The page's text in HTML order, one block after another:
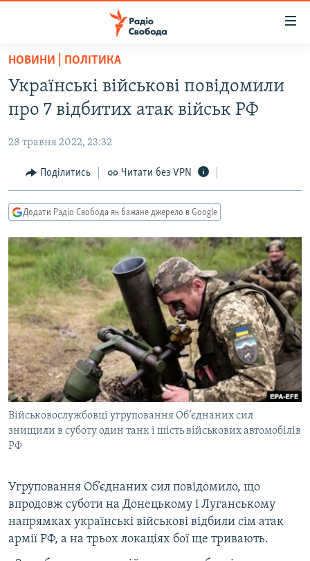
Перейти
основного
матеріалу
Перейти
до
навігації
Перейти
до
ВСЕ ЗА ДОБУ
СТАТТІ
ПОЛІТИКА
ЕКОНОМІКА
КУЛЬТУРА
СПОРТ
УКРАЇНА
СВІТ
ВІЙНА
РОСІЙСЬКА «ФІЛЬТРАЦІЯ»
КРИМ.РЕАЛІЇ
ТИ ЯК?
СХЕМИ
КИТАЙ.ВИКЛИКИ
МУЛЬТИМЕДІА
ФОТО
СПЕЦПРОЄКТИ
ПОДКАСТИ
КРИМ РЕАЛІЇ
РУС
КТАТ
ДОЛУЧАЙСЯ!
НОВИНИ | ПОЛІТИКА
Українські військові повідомили
про 7 відбитих атак військ РФ
28 травня 2022, 23:32
Поділитись Читати без VPN
Додати Радіо Свобода як бажане джерело в Google
Військовослужбовці угруповання Об’єднаних сил
знищили в суботу один танк і шість військових автомобілів
РФ
Угруповання Об’єднаних сил повідомило, що
впродовж суботи на Донецькому і Луганському
напрямках українські військові відбили сім атак
армії РФ, а на трьох локаціях бої ще тривають.